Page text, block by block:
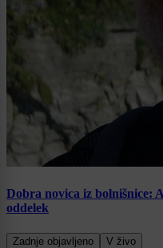
Dobra novica iz bolnišnice:
oddelek
Zadnje objavljeno V živo